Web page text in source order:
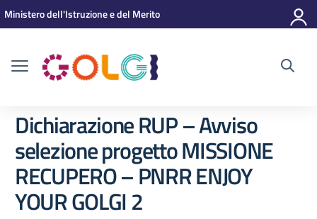
Vai ai contenuti
Vai al menu di navigazione
Vai al footer
Ministero dell'Istruzione e del Merito
Dichiarazione RUP – Avviso
selezione progetto MISSIONE
RECUPERO – PNRR ENJOY
YOUR GOLGI 2